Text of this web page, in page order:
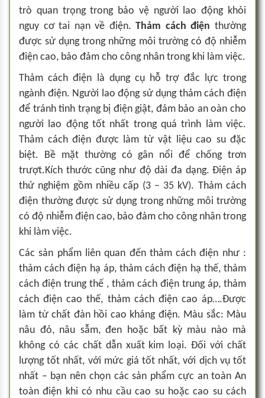
trò quan trọng trong bảo vệ người lao động khỏi
nguy cơ tai nạn về điện.Thảm cách điện thường
được sử dụng trong những môi trường có độ nhiễm
điện cao, bảo đảm cho công nhân trong khi làm việc.
Thảm cách điện là dụng cụ hỗ trợ đắc lực trong
ngành điện. Người lao động sử dụng thảm cách điện
để tránh tình trạng bị điện giật, đảm bảo an oàn cho
người lao động tốt nhất trong quá trình làm việc.
Thảm cách điện được làm từ vật liệu cao su đặc
biệt. Bề mặt thường có gân nổi để chống trơn
trượt.Kích thước cũng như độ dài đa dạng. Điện áp
thử nghiệm gồm nhiều cấp (3 – 35 kV). Thảm cách
điện thường được sử dụng trong những môi trường
có độ nhiễm điện cao, bảo đảm cho công nhân trong
khi làm việc.
Các sản phẩm liên quan đến thảm cách điện như :
thảm cách điện hạ áp, thảm cách điện hạ thế, thảm
cách điện trung thế , thảm cách điện trung áp, thảm
cách điện cao thế, thảm cách điện cao áp….Được
làm từ chất đàn hồi cao kháng điện. Màu sắc: Màu
nâu đỏ, nâu sẫm, đen hoặc bất kỳ màu nào mà
không có các chất dẫn xuất kim loại. Đối với chất
lượng tốt nhất, với mức giá tốt nhất, với dịch vụ tốt
nhất – bạn nên chọn các sản phẩm cực an toàn An
toàn điện khi có nhu cầu cao su hoặc cao su cách